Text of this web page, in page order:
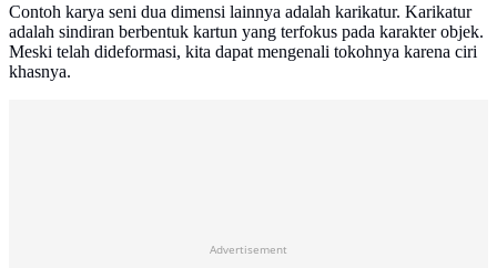
Contoh karya seni dua dimensi lainnya adalah karikatur. Karikatur
adalah sindiran berbentuk kartun yang terfokus pada karakter objek.
Meski telah dideformasi, kita dapat mengenali tokohnya karena ciri
khasnya.
Advertisement